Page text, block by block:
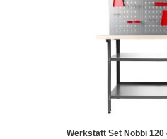
Werkstatt Set Nobbi